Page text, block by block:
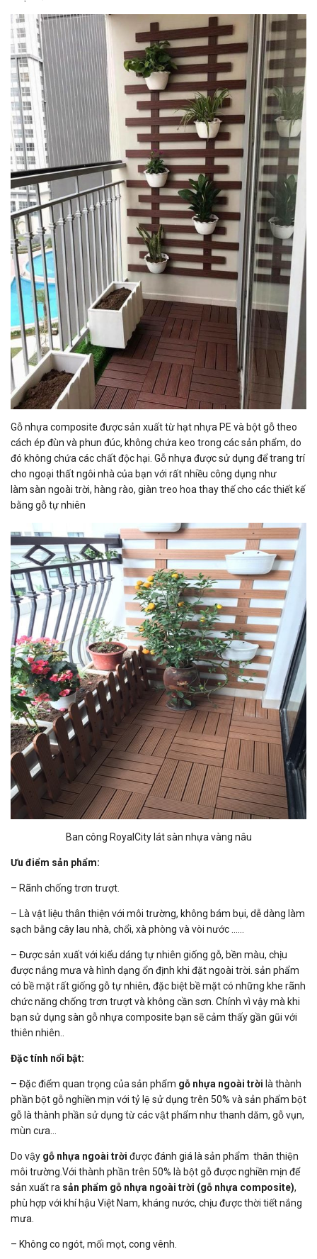
Gỗ nhựa composite được sản xuất từ hạt nhựa PE và bột gỗ theo
cách ép đùn và phun đúc, không chứa keo trong các sản phẩm, do
đó không chứa các chất độc hại. Gỗ nhựa được sử dụng để trang trí
cho ngoại thất ngôi nhà của bạn với rất nhiều công dụng như
làm sàn ngoài trời, hàng rào, giàn treo hoa thay thế cho các thiết kế
bằng gỗ tự nhiên
Ban công RoyalCity lát sàn nhựa vàng nâu
Ưu điểm sản phẩm:
– Rãnh chống trơn trượt.
– Là vật liệu thân thiện với môi trường, không bám bụi, dễ dàng làm
sạch bằng cây lau nhà, chổi, xà phòng và vòi nước ……
– Được sản xuất với kiểu dáng tự nhiên giống gỗ, bền màu, chịu
được nắng mưa và hình dạng ổn định khi đặt ngoài trời. sản phẩm
có bề mặt rất giống gỗ tự nhiên, đặc biệt bề mặt có những khe rãnh
chức năng chống trơn trượt và không cần sơn. Chính vì vậy mà khi
bạn sử dụng sàn gỗ nhựa composite bạn sẽ cảm thấy gần gũi với
thiên nhiên..
Đặc tính nổi bật:
– Đặc điểm quan trọng của sản phẩm gỗ nhựa ngoài trời là thành
phần bột gỗ nghiền mịn với tỷ lệ sử dụng trên 50% và sản phẩm bột
gỗ là thành phần sử dụng từ các vật phẩm như thanh dăm, gỗ vụn,
mùn cưa…
Do vậy gỗ nhựa ngoài trời được đánh giá là sản phẩm thân thiện
môi trường.Với thành phần trên 50% là bột gỗ được nghiền mịn để
sản xuất ra sản phẩm gỗ nhựa ngoài trời (gỗ nhựa composite),
phù hợp với khí hậu Việt Nam, kháng nước, chịu được thời tiết nắng
mưa.
– Không co ngót, mối mọt, cong vênh.